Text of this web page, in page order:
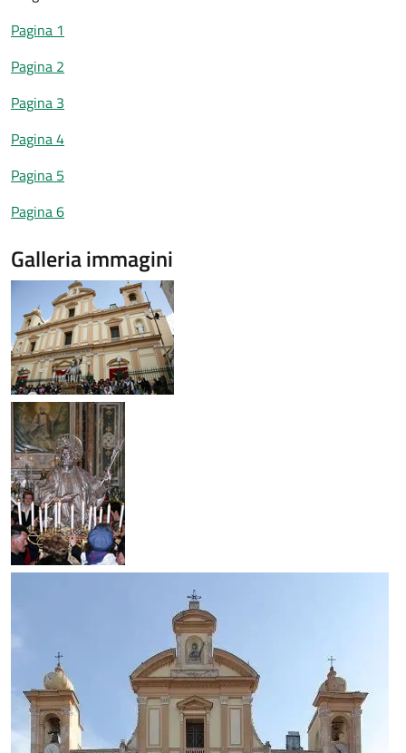
Pagina 1
Pagina 2
Pagina 3
Pagina 4
Pagina 5
Pagina 6
Galleria immagini